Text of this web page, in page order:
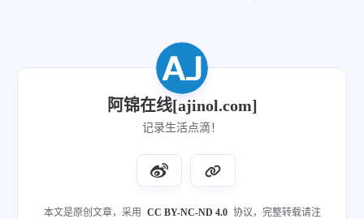
阿锦在线[ajinol.com]
记录生活点滴！
本文是原创文章，采用 CC BY-NC-ND 4.0 协议，完整转载请注